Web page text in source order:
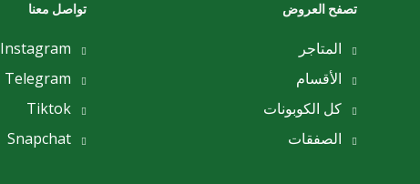
تصفح العروض
المتاجر
الأقسام
كل الكوبونات
الصفقات
تواصل معنا
Instagram
Telegram
Tiktok
Snapchat